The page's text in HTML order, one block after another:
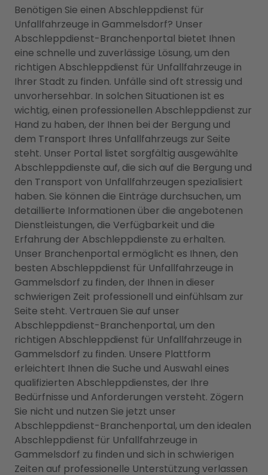
Benötigen Sie einen Abschleppdienst für
Unfallfahrzeuge in Gammelsdorf? Unser
Abschleppdienst-Branchenportal bietet Ihnen
eine schnelle und zuverlässige Lösung, um den
richtigen Abschleppdienst für Unfallfahrzeuge in
Ihrer Stadt zu finden. Unfälle sind oft stressig und
unvorhersehbar. In solchen Situationen ist es
wichtig, einen professionellen Abschleppdienst zur
Hand zu haben, der Ihnen bei der Bergung und
dem Transport Ihres Unfallfahrzeugs zur Seite
steht. Unser Portal listet sorgfältig ausgewählte
Abschleppdienste auf, die sich auf die Bergung und
den Transport von Unfallfahrzeugen spezialisiert
haben. Sie können die Einträge durchsuchen, um
detaillierte Informationen über die angebotenen
Dienstleistungen, die Verfügbarkeit und die
Erfahrung der Abschleppdienste zu erhalten.
Unser Branchenportal ermöglicht es Ihnen, den
besten Abschleppdienst für Unfallfahrzeuge in
Gammelsdorf zu finden, der Ihnen in dieser
schwierigen Zeit professionell und einfühlsam zur
Seite steht. Vertrauen Sie auf unser
Abschleppdienst-Branchenportal, um den
richtigen Abschleppdienst für Unfallfahrzeuge in
Gammelsdorf zu finden. Unsere Plattform
erleichtert Ihnen die Suche und Auswahl eines
qualifizierten Abschleppdienstes, der Ihre
Bedürfnisse und Anforderungen versteht. Zögern
Sie nicht und nutzen Sie jetzt unser
Abschleppdienst-Branchenportal, um den idealen
Abschleppdienst für Unfallfahrzeuge in
Gammelsdorf zu finden und sich in schwierigen
Zeiten auf professionelle Unterstützung verlassen